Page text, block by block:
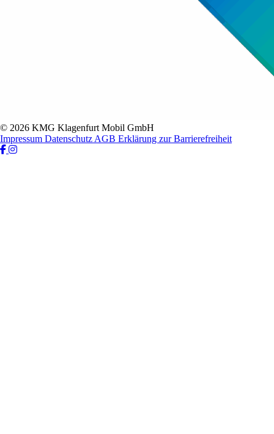
© 2026 KMG Klagenfurt Mobil GmbH
Impressum Datenschutz AGB Erklärung zur Barrierefreiheit